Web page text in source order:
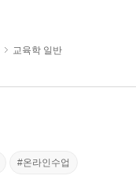
교육학 일반
#온라인수업